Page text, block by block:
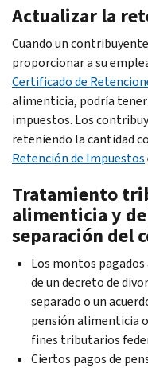
Actualizar la
Cuando un
proporcionar a su
Certificado de
alimenticia, podría
impuestos. Los
reteniendo la cantidad
Retención de Impuestos
Tratamiento
alimenticia y
separación del
Los montos pagados
de un decreto de
separado o un
pensión alimenticia
fines tributarios
Ciertos pagos de